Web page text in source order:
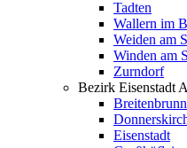
Tadten
Wallern im
Weiden am
Winden am
Zurndorf
Bezirk Eisenstadt
Breitenbrunn
Eisenstadt